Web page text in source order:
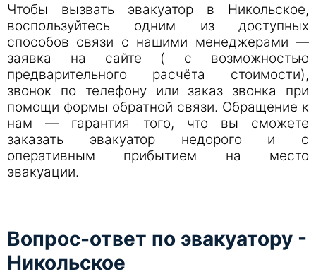
Чтобы вызвать эвакуатор в Никольское,
воспользуйтесь одним из доступных
способов связи с нашими менеджерами —
заявка на сайте ( с возможностью
предварительного расчёта стоимости),
звонок по телефону или заказ звонка при
помощи формы обратной связи. Обращение к
нам — гарантия того, что вы сможете
заказать эвакуатор недорого и с
оперативным прибытием на место
эвакуации.
Вопрос-ответ по эвакуатору -
Никольское